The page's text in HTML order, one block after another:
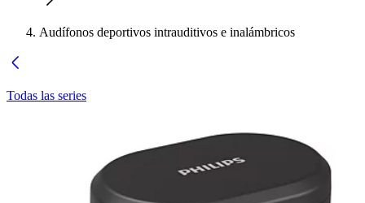
Audífonos deportivos intrauditivos e inalámbricos
Todas las series